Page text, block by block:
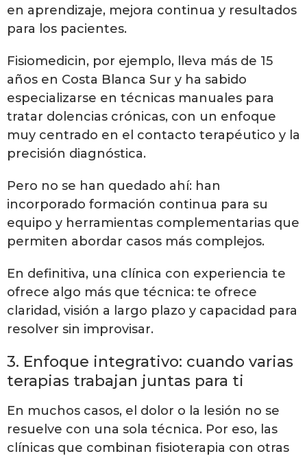
en aprendizaje, mejora continua y resultados
para los pacientes.
Fisiomedicin, por ejemplo, lleva más de 15
años en Costa Blanca Sur y ha sabido
especializarse en técnicas manuales para
tratar dolencias crónicas, con un enfoque
muy centrado en el contacto terapéutico y la
precisión diagnóstica.
Pero no se han quedado ahí: han
incorporado formación continua para su
equipo y herramientas complementarias que
permiten abordar casos más complejos.
En definitiva, una clínica con experiencia te
ofrece algo más que técnica: te ofrece
claridad, visión a largo plazo y capacidad para
resolver sin improvisar.
3. Enfoque integrativo: cuando varias
terapias trabajan juntas para ti
En muchos casos, el dolor o la lesión no se
resuelve con una sola técnica. Por eso, las
clínicas que combinan fisioterapia con otras